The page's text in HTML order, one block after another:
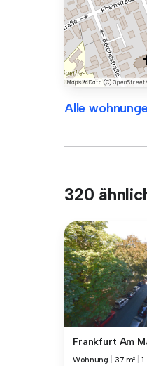
Alle
320
Frankfurt Am
Wohnung 37 m² |